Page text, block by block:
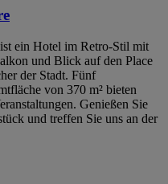
ein Hotel im Retro-Stil mit
und Blick auf den Place
der Stadt. Fünf
von 370 m² bieten
Genießen Sie
und treffen Sie uns an der